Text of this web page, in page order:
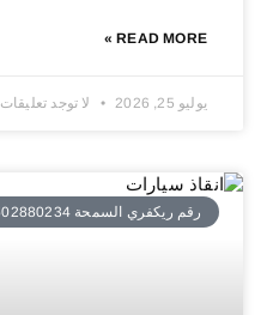
READ MORE »
يوليو 25, 2026 لا توجد تعليقات
رقم ريكفري السمحة 0971502880234